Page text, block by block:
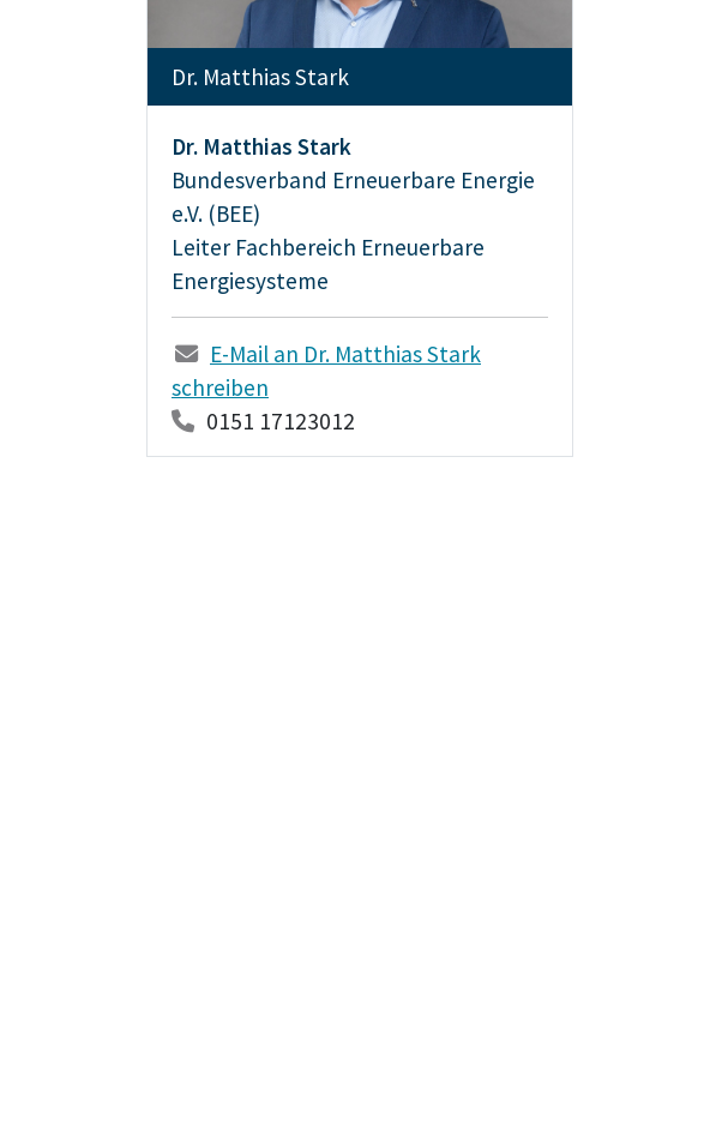
Dr. Matthias Stark
Dr. Matthias Stark
Bundesverband Erneuerbare Energie
e.V. (BEE)
Leiter Fachbereich Erneuerbare
Energiesysteme
E-Mail an Dr. Matthias Stark
schreiben
0151 17123012